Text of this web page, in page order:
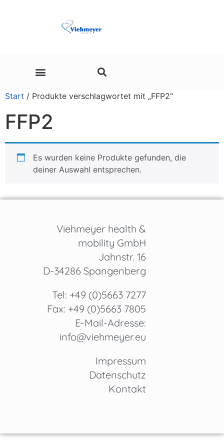
Start / Produkte verschlagwortet mit „FFP2“
FFP2
Es wurden keine Produkte gefunden, die
deiner Auswahl entsprechen.
Viehmeyer health &
mobility GmbH
Jahnstr. 16
D-34286 Spangenberg
Tel: +49 (0)5663 7277
Fax: +49 (0)5663 7805
E-Mail-Adresse:
info@viehmeyer.eu
Impressum
Datenschutz
Kontakt